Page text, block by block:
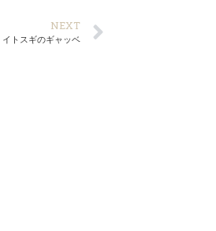
NEXT
イトスギのギャッベ